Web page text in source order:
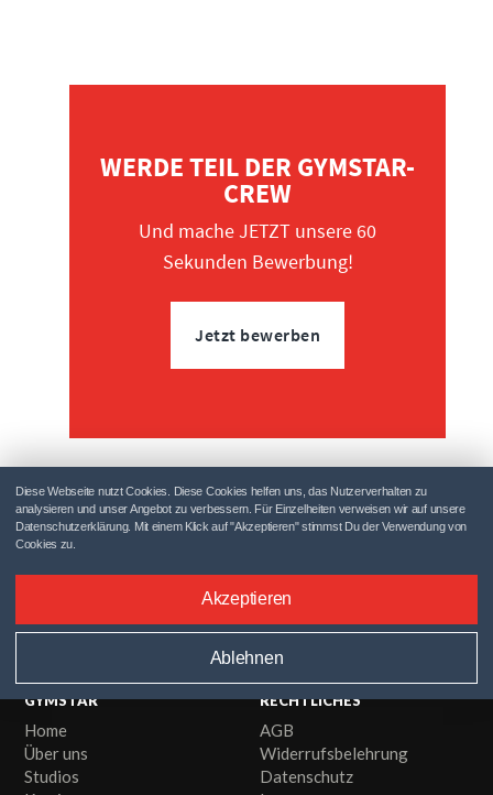
WERDE TEIL DER GYMSTAR-
CREW
Und mache JETZT unsere 60
Sekunden Bewerbung!
Jetzt bewerben
Diese Webseite nutzt Cookies. Diese Cookies helfen uns, das Nutzerverhalten zu
analysieren und unser Angebot zu verbessern. Für Einzelheiten verweisen wir auf unsere
Datenschutzerklärung. Mit einem Klick auf "Akzeptieren" stimmst Du der Verwendung von
Cookies zu.
Ablehnen
Akzeptieren
info@gymstar.de
GYMSTAR
Home
Über uns
Studios
RECHTLICHES
AGB
Widerrufsbelehrung
Datenschutz